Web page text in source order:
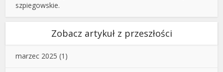
szpiegowskie.
Zobacz artykuł z przeszłości
marzec 2025 (1)